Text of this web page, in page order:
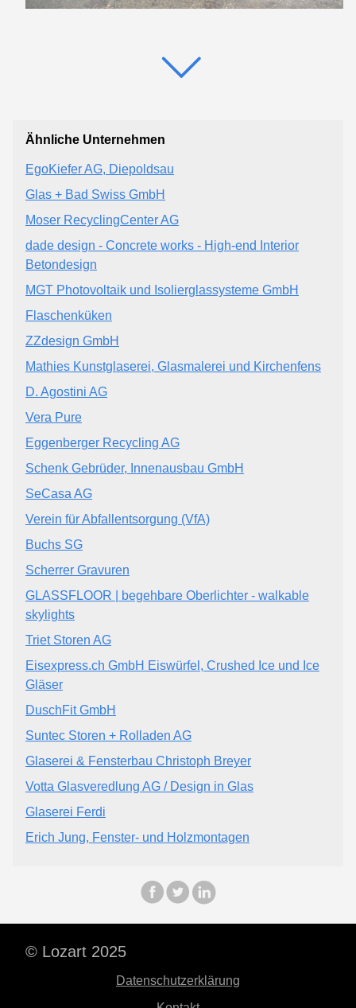
Ähnliche Unternehmen
EgoKiefer AG, Diepoldsau
Glas + Bad Swiss GmbH
Moser RecyclingCenter AG
dade design - Concrete works - High-end Interior
Betondesign
MGT Photovoltaik und Isolierglassysteme GmbH
Flaschenküken
ZZdesign GmbH
Mathies Kunstglaserei, Glasmalerei und Kirchenfens
D. Agostini AG
Vera Pure
Eggenberger Recycling AG
Schenk Gebrüder, Innenausbau GmbH
SeCasa AG
Verein für Abfallentsorgung (VfA)
Buchs SG
Scherrer Gravuren
GLASSFLOOR | begehbare Oberlichter - walkable
skylights
Triet Storen AG
Eisexpress.ch GmbH Eiswürfel, Crushed Ice und Ice
Gläser
DuschFit GmbH
Suntec Storen + Rolladen AG
Glaserei & Fensterbau Christoph Breyer
Votta Glasveredlung AG / Design in Glas
Glaserei Ferdi
Erich Jung, Fenster- und Holzmontagen
© Lozart 2025
Datenschutzerklärung